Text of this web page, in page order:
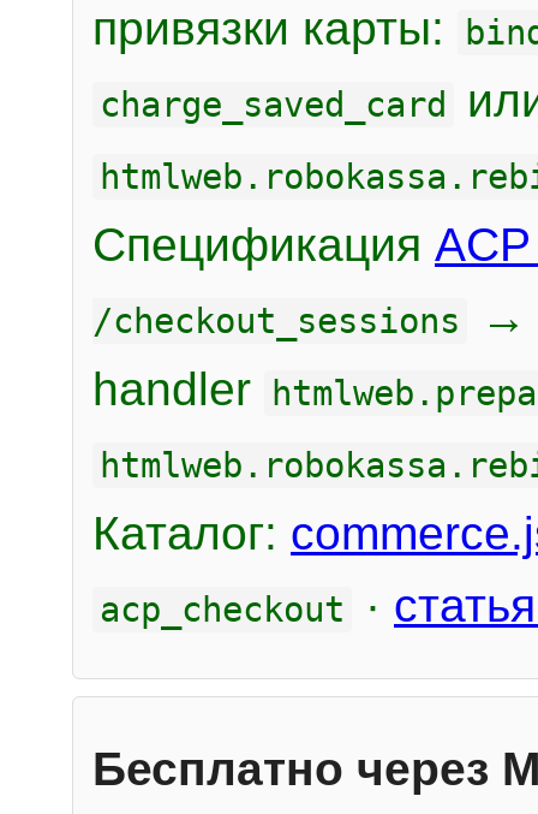
привязки карты:
charge_saved_card
Спецификация
/checkout_sessions
handler
Каталог:
acp_checkout ·
Бесплатно через